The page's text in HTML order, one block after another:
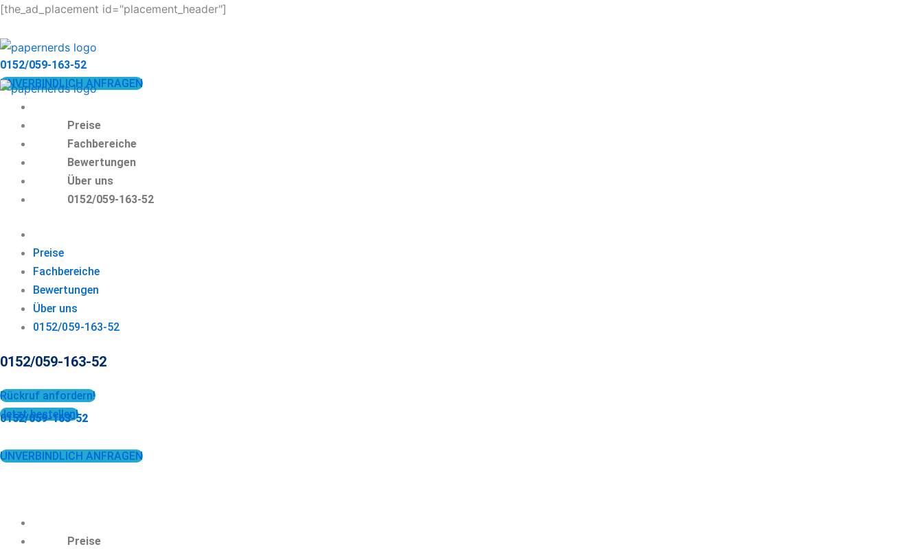
[the_ad_placement id="placement_header"]
Zum
springen
0152/059-163-52
UNVERBINDLICH ANFRAGEN
Preise
Fachbereiche
Bewertungen
Über uns
0152/059-163-52
Preise
Fachbereiche
Bewertungen
Über uns
0152/059-163-52
0152/059-163-52
Rückruf anfordern!
Jetzt bestellen!
0152/059-163-52
UNVERBINDLICH ANFRAGEN
Preise